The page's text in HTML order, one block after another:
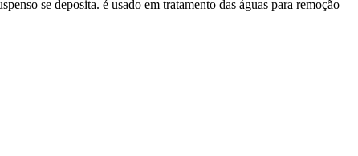
se deposita. é usado em tratamento das águas para remoção